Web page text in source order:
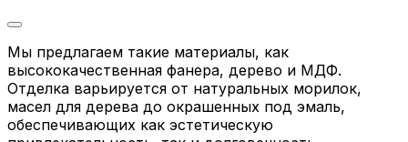
Мы предлагаем такие материалы, как
высококачественная фанера, дерево и МДФ.
Отделка варьируется от натуральных морилок,
масел для дерева до окрашенных под эмаль,
обеспечивающих как эстетическую